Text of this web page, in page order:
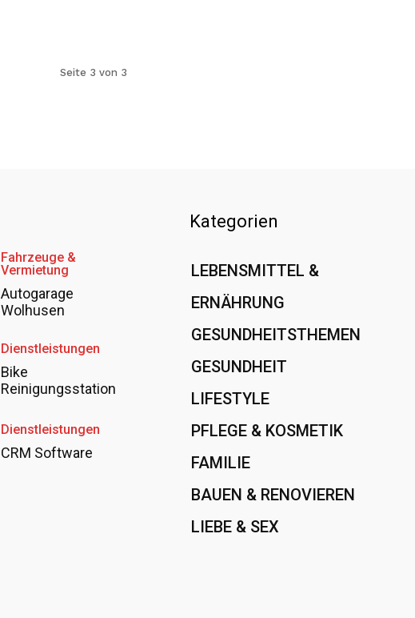
Seite 3 von 3
Fahrzeuge &
Vermietung
Autogarage
Wolhusen
Dienstleistungen
Bike
Reinigungsstation
Dienstleistungen
CRM Software
Kategorien
LEBENSMITTEL &
ERNÄHRUNG
GESUNDHEITSTHEMEN
GESUNDHEIT
LIFESTYLE
PFLEGE & KOSMETIK
FAMILIE
BAUEN & RENOVIEREN
LIEBE & SEX